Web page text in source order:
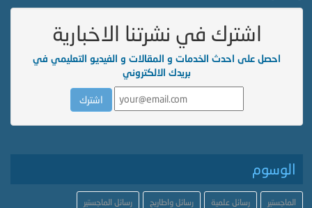
اشترك في نشرتنا الاخبارية
احصل على احدث الخدمات و المقالات و الفيديو التعليمي في
بريدك الالكتروني
الوسوم
الماجستير رسائل علمية رسائل واطاريح رسائل الماجستير